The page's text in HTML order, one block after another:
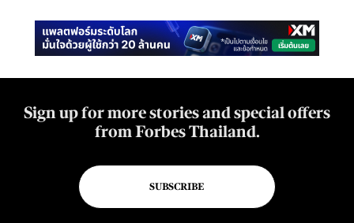
Sign up for more stories and special offers
from Forbes Thailand.
SUBSCRIBE